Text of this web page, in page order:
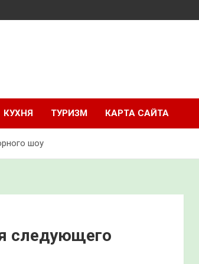
КУХНЯ ТУРИЗМ КАРТА САЙТА
шоу
следующего